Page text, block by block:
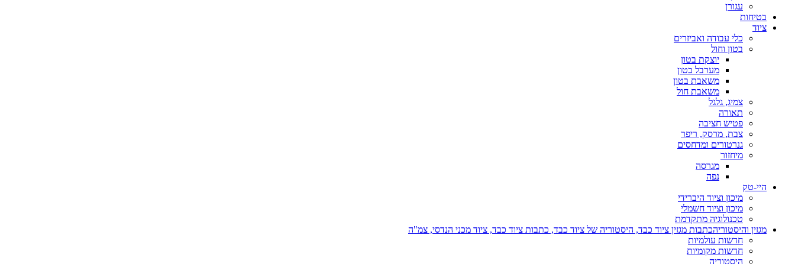
עגורן
בטיחות
ציוד
כלי עבודה ואביזרים
בטון וחול
יוצקת בטון
מערבל בטון
משאבת בטון
משאבת חול
צמיג, גלגל
תאורה
פטיש חציבה
צבת, מרסק, ריפר
גנרטורים ומדחסים
מיחזור
מגרסה
נפה
היי-טק
מיכון וציוד היברידי
מיכון וציוד חשמלי
טכנולוגיה מתקדמת
מגזין והיסטוריהכתבות מגזין ציוד כבד, היסטוריה של ציוד כבד, כתבות ציוד כבד, ציוד מכני הנדסי, צמ"ה
חדשות עולמיות
חדשות מקומיות
היסטוריה